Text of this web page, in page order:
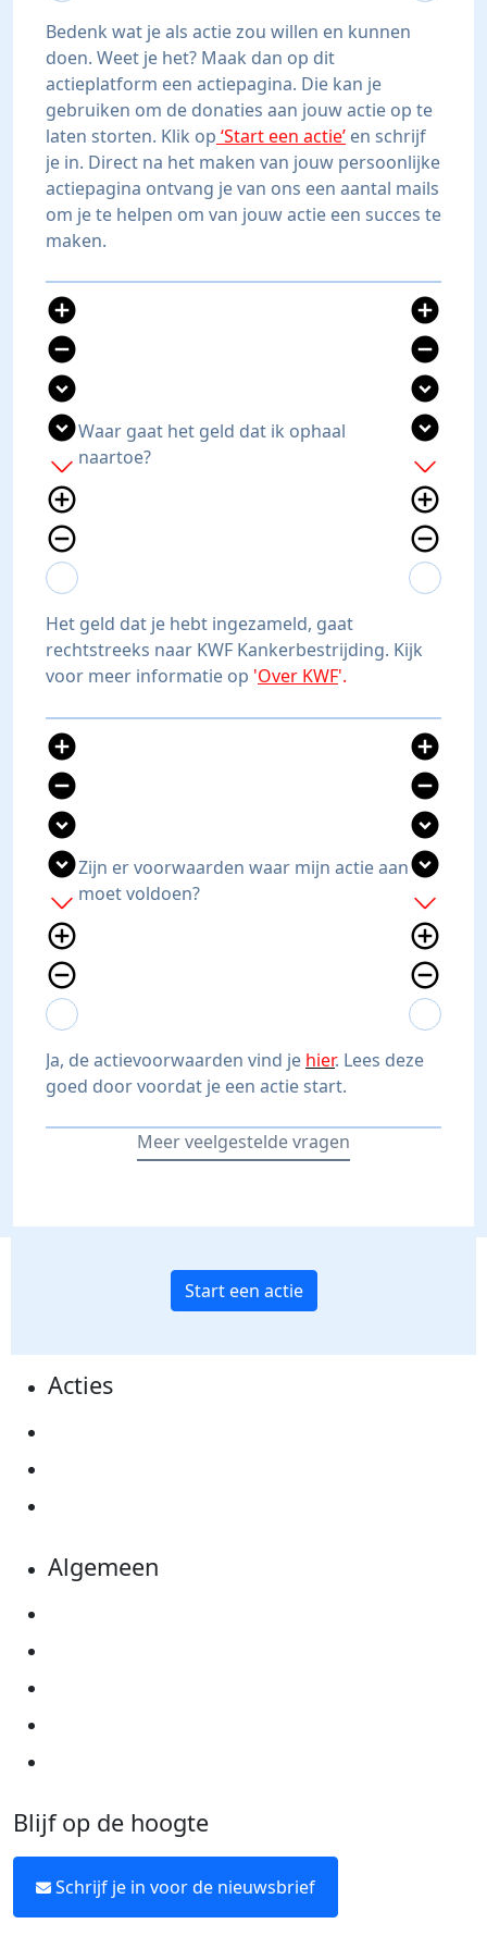
Bedenk wat je als actie zou willen en kunnen
doen. Weet je het? Maak dan op dit
actieplatform een actiepagina. Die kan je
gebruiken om de donaties aan jouw actie op te
laten storten. Klik op ‘Start een actie’ en schrijf
je in. Direct na het maken van jouw persoonlijke
actiepagina ontvang je van ons een aantal mails
om je te helpen om van jouw actie een succes te
maken.
add_circle
remove_circle
expand_circle_down
expand_circle_down
add
add_circle_outline
remove_circle_outline
expand_more
expand_less
Waar gaat het geld dat ik ophaal
naartoe?
add_circle
remove_circle
expand_circle_down
expand_circle_down
add
add_circle_outline
remove_circle_outline
expand_more
expand_less
Het geld dat je hebt ingezameld, gaat
rechtstreeks naar KWF Kankerbestrijding. Kijk
voor meer informatie op 'Over KWF'.
add_circle
remove_circle
expand_circle_down
expand_circle_down
add
add_circle_outline
remove_circle_outline
expand_more
expand_less
Zijn er voorwaarden waar mijn actie aan
moet voldoen?
add_circle
remove_circle
expand_circle_down
expand_circle_down
add
add_circle_outline
remove_circle_outline
expand_more
expand_less
Ja, de actievoorwaarden vind je hier. Lees deze
goed door voordat je een actie start.
Meer veelgestelde vragen
Start een actie
Acties
Algemeen
Blijf op de hoogte
Schrijf je in voor de nieuwsbrief